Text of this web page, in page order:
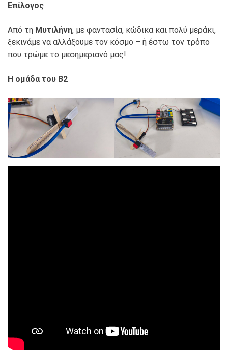
Επίλογος
Από τη Μυτιλήνη, με φαντασία, κώδικα και πολύ μεράκι,
ξεκινάμε να αλλάξουμε τον κόσμο – ή έστω τον τρόπο
που τρώμε το μεσημεριανό μας!
Η ομάδα του Β2